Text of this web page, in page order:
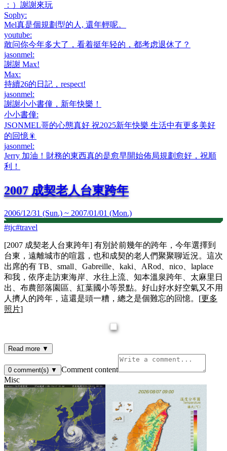
：）謝謝來玩
Sophy:
Mel真是個規劃型的人, 還年輕呢。
youtube:
敢问你今年多大了，看着挺年轻的，都考虑退休了？
jasonmel:
謝謝 Max!
Max:
持續26的日記，respect!
jasonmel:
謝謝小小書僮，新年快樂！
小小書僮:
JSONMEL哥的心態真好 祝2025新年快樂 生活中有更多美好
的回憶🎇
jasonmel:
Jerry 加油！財務的東西真的是愈早開始佈局規劃愈好，祝順
利！
2007 成契老人台東跨年
2006/12/31 (Sun.) ~ 2007/01/01 (Mon.)
#tjc#travel
[2007 成契老人台東跨年] 有別於前幾年的跨年，今年選擇到
台東，遠離城市的喧囂，也和成契的老人們聚聚聊近況。這次
出席的有 TB、small、Gabreille、kaki、ARod、nico、laplace
和我，依序走訪東海岸、水往上流、知本溫泉跨年、太麻里日
出、布農部落園區、紅葉國小等景點。好山好水好空氣又不用
人擠人的跨年，這還是頭一糟，總之是個難忘的回憶。[更多
照片]
Read more ▼
0 comment(s) ▼
Comment content
Misc